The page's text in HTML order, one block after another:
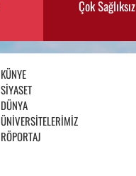
Çok Sağlıksız
KÜNYE
SİYASET
DÜNYA
ÜNİVERSİTELERİMİZ
RÖPORTAJ